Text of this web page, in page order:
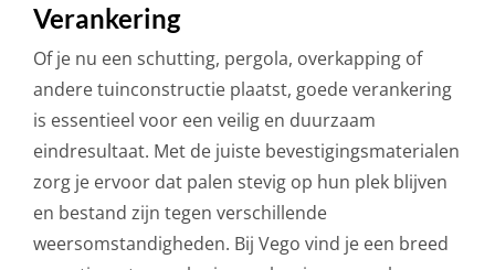
Verankering
Of je nu een schutting, pergola, overkapping of
andere tuinconstructie plaatst, goede verankering
is essentieel voor een veilig en duurzaam
eindresultaat. Met de juiste bevestigingsmaterialen
zorg je ervoor dat palen stevig op hun plek blijven
en bestand zijn tegen verschillende
weersomstandigheden. Bij Vego vind je een breed